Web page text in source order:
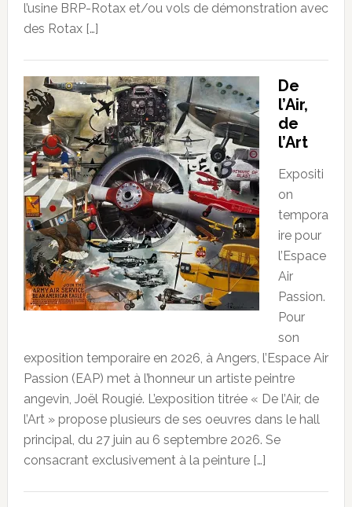
l’usine BRP-Rotax et/ou vols de démonstration avec
des Rotax […]
De
l’Air,
de
l’Art
Expositi
on
tempora
ire pour
l’Espace
Air
Passion.
Pour
son
exposition temporaire en 2026, à Angers, l’Espace Air
Passion (EAP) met à l’honneur un artiste peintre
angevin, Joël Rougié. L’exposition titrée « De l’Air, de
l’Art » propose plusieurs de ses oeuvres dans le hall
principal, du 27 juin au 6 septembre 2026. Se
consacrant exclusivement à la peinture […]